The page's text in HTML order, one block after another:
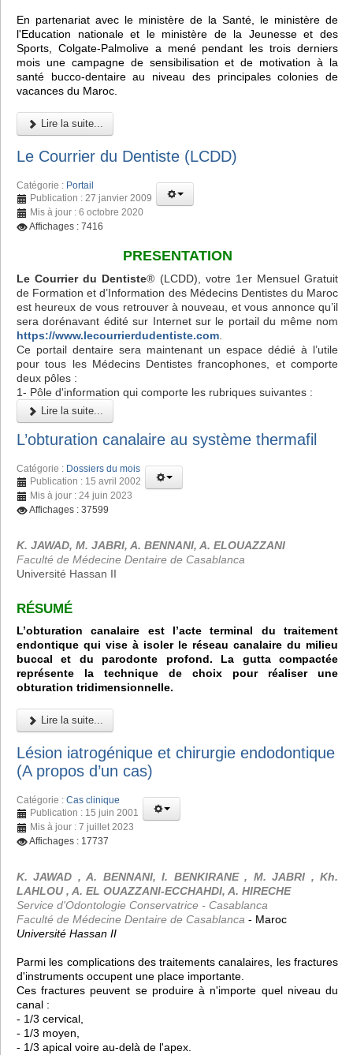
En partenariat avec le ministère de la Santé, le ministère de
l'Education nationale et le ministère de la Jeunesse et des
Sports, Colgate-Palmolive a mené pendant les trois derniers
mois une campagne de sensibilisation et de motivation à la
santé bucco-dentaire au niveau des principales colonies de
vacances du Maroc.
Lire la suite...
Le Courrier du Dentiste (LCDD)
Catégorie : Portail
Publication : 27 janvier 2009
Mis à jour : 6 octobre 2020
Affichages : 7416
PRESENTATION
Le Courrier du Dentiste® (LCDD), votre 1er Mensuel Gratuit
de Formation et d’Information des Médecins Dentistes du Maroc
est heureux de vous retrouver à nouveau, et vous annonce qu’il
sera dorénavant édité sur Internet sur le portail du même nom
https://www.lecourrierdudentiste.com
Ce portail dentaire sera maintenant un espace dédié à l’utile
pour tous les Médecins Dentistes francophones, et comporte
deux pôles :
1- Pôle d'information qui comporte les rubriques suivantes :
Lire la suite...
L’obturation canalaire au système thermafil
Catégorie : Dossiers du mois
Publication : 15 avril 2002
Mis à jour : 24 juin 2023
Affichages : 37599
K. JAWAD, M. JABRI, A. BENNANI, A. ELOUAZZANI
Faculté de Médecine Dentaire de Casablanca
Université Hassan II
RÉSUMÉ
L’obturation canalaire est l’acte terminal du traitement
endontique qui vise à isoler le réseau canalaire du milieu
buccal et du parodonte profond. La gutta compactée
représente la technique de choix pour réaliser une
obturation tridimensionnelle.
Lire la suite...
Lésion iatrogénique et chirurgie endodontique
(A propos d’un cas)
Catégorie : Cas clinique
Publication : 15 juin 2001
Mis à jour : 7 juillet 2023
Affichages : 17737
K. JAWAD , A. BENNANI, I. BENKIRANE , M. JABRI , Kh.
LAHLOU , A. EL OUAZZANI-ECCHAHDI, A. HIRECHE
Service d'Odontologie Conservatrice - Casablanca
Faculté de Médecine Dentaire de Casablanca - Maroc
Université Hassan II
Parmi les complications des traitements canalaires, les fractures
d'instruments occupent une place importante.
Ces fractures peuvent se produire à n'importe quel niveau du
canal :
- 1/3 cervical,
- 1/3 moyen,
- 1/3 apical voire au-delà de l'apex.